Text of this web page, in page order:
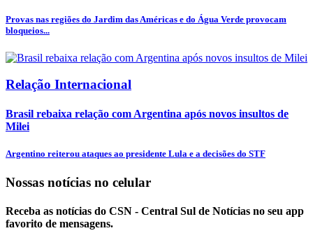
Provas nas regiões do Jardim das Américas e do Água Verde provocam
bloqueios...
Relação Internacional
Brasil rebaixa relação com Argentina após novos insultos de
Milei
Argentino reiterou ataques ao presidente Lula e a decisões do STF
Nossas notícias no celular
Receba as notícias do CSN - Central Sul de Notícias no seu app
favorito de mensagens.